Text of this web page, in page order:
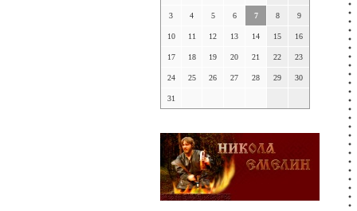
3 4 5 6 7 8 9
10 11 12 13 14 15 16
17 18 19 20 21 22 23
24 25 26 27 28 29 30
31